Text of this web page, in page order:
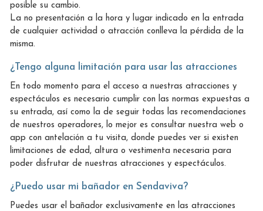
posible su cambio.
La no presentación a la hora y lugar indicado en la entrada
de cualquier actividad o atracción conlleva la pérdida de la
misma.
¿Tengo alguna limitación para usar las atracciones
En todo momento para el acceso a nuestras atracciones y
espectáculos es necesario cumplir con las normas expuestas a
su entrada, así como la de seguir todas las recomendaciones
de nuestros operadores, lo mejor es consultar nuestra web o
app con antelación a tu visita, donde puedes ver si existen
limitaciones de edad, altura o vestimenta necesaria para
poder disfrutar de nuestras atracciones y espectáculos.
¿Puedo usar mi bañador en Sendaviva?
Puedes usar el bañador exclusivamente en las atracciones